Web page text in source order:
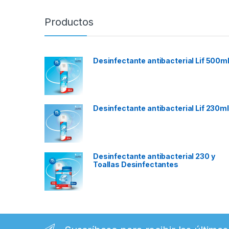
Productos
Desinfectante antibacterial Lif
Desinfectante antibacterial Lif
Desinfectante antibacterial 230 y
Toallas Desinfectantes